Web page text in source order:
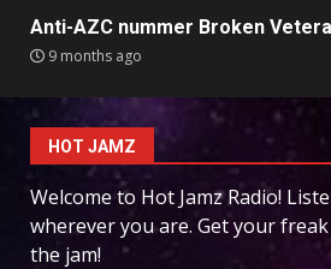
Anti-AZC nummer Broken
9 months ago
HOT JAMZ
Welcome to Hot Jamz Radio!
wherever you are. Get your
the jam!